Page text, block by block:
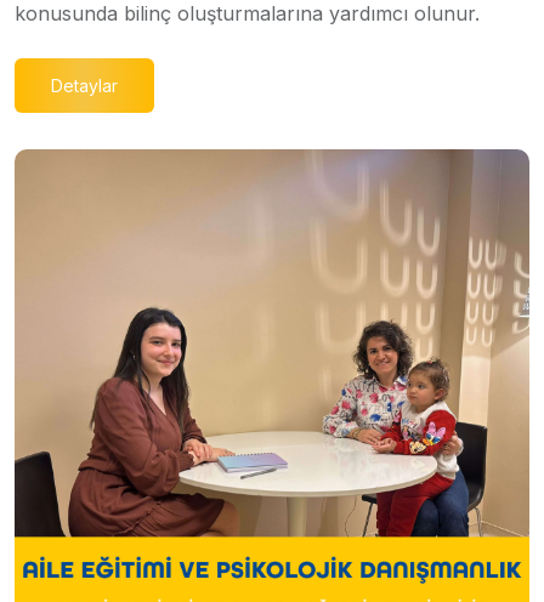
konusunda bilinç oluşturmalarına yardımcı olunur.
Detaylar